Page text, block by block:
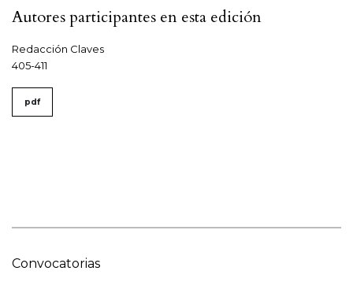
Autores participantes en esta edición
Redacción Claves
405-411
pdf
Convocatorias